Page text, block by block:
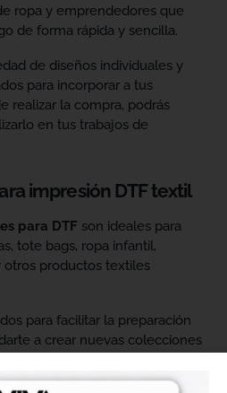
ropa y emprendedores que
de forma rápida y sencilla.
de diseños individuales y
para incorporar a tus
realizar la compra, podrás
en tus trabajos de
impresión DTF textil
para DTF son ideales para
tote bags, ropa infantil,
otros productos textiles
para facilitar la preparación
a crear nuevas colecciones
a tus necesidades, preparar